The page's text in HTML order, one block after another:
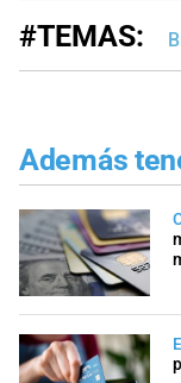
#TEMAS:
Además